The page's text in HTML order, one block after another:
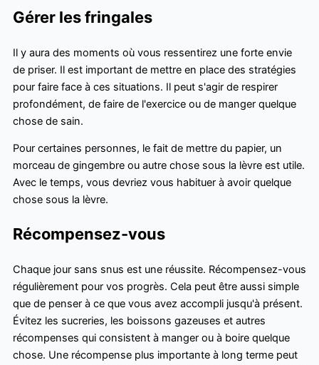
Gérer les fringales
Il y aura des moments où vous ressentirez une forte envie
de priser. Il est important de mettre en place des stratégies
pour faire face à ces situations. Il peut s'agir de respirer
profondément, de faire de l'exercice ou de manger quelque
chose de sain.
Pour certaines personnes, le fait de mettre du papier, un
morceau de gingembre ou autre chose sous la lèvre est utile.
Avec le temps, vous devriez vous habituer à avoir quelque
chose sous la lèvre.
Récompensez-vous
Chaque jour sans snus est une réussite. Récompensez-vous
régulièrement pour vos progrès. Cela peut être aussi simple
que de penser à ce que vous avez accompli jusqu'à présent.
Évitez les sucreries, les boissons gazeuses et autres
récompenses qui consistent à manger ou à boire quelque
chose. Une récompense plus importante à long terme peut